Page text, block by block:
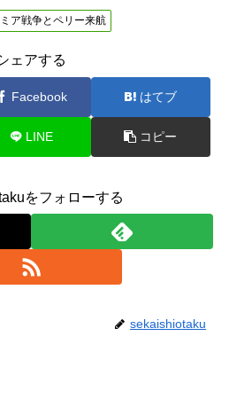
ア戦争とペリー来航
ェアする
Facebook はてブ
LINE コピー
をフォローする
sekaishiotaku